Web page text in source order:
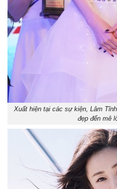
Xuất hiện tại các sự kiện, Lâm
đẹp đến mê